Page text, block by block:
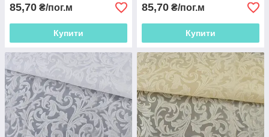
85,70 ₴/пог.м
Купити
85,70 ₴/пог.м
Купити